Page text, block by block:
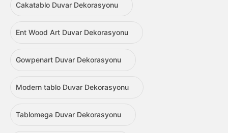
Cakatablo Duvar Dekorasyonu
Ent Wood Art Duvar Dekorasyonu
Gowpenart Duvar Dekorasyonu
Modern tablo Duvar Dekorasyonu
Tablomega Duvar Dekorasyonu